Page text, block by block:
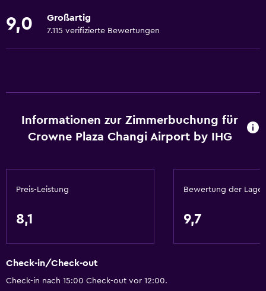
Blick auf Sehenswürdigkeiten
Poolblick
Sofa
Lärmisolierte Zimmer
Services und Annehmlichkeiten
Weckdienst
9,0 Großartig
7.115 verifizierte Bewertungen
Informationen zur Zimmerbuchung für
Crowne Plaza Changi Airport by IHG
Preis-Leistung
8,1
Bewertung der Lage
9,7
Check-in/Check-out
Check-in nach 15:00 Check-out vor 12:00.